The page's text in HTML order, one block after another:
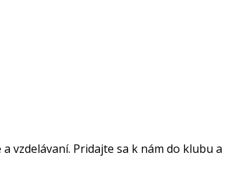
vzdelávaní. Pridajte sa k nám do klubu a